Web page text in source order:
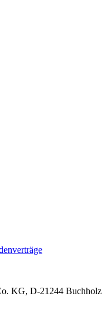
KG, D-21244 Buchholz